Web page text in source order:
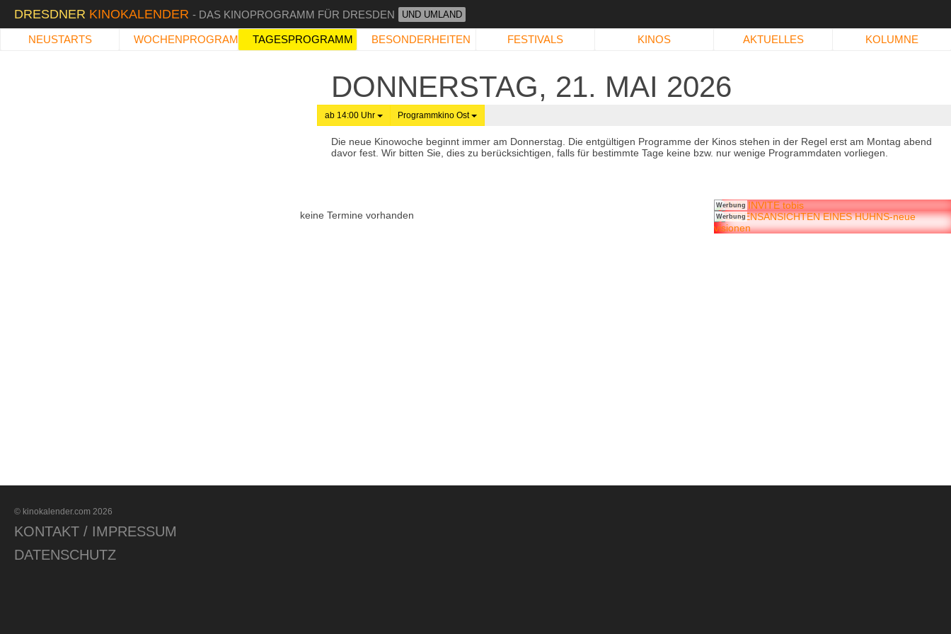
DRESDNER KINOKALENDER - DAS KINOPROGRAMM FÜR DRESDEN UND UMLAND
NEUSTARTS WOCHENPROGRAMM TAGESPROGRAMM BESONDERHEITEN FESTIVALS KINOS AKTUELLES KOLUMNE
DONNERSTAG, 21. MAI 2026
ab 14:00 Uhr Programmkino Ost
Die neue Kinowoche beginnt immer am Donnerstag. Die entgültigen Programme der Kinos stehen in der Regel erst am Montag abend
davor fest. Wir bitten Sie, dies zu berücksichtigen, falls für bestimmte Tage keine bzw. nur wenige Programmdaten vorliegen.
keine Termine vorhanden
Werbung
Werbung
© kinokalender.com 2026
KONTAKT / IMPRESSUM
DATENSCHUTZ